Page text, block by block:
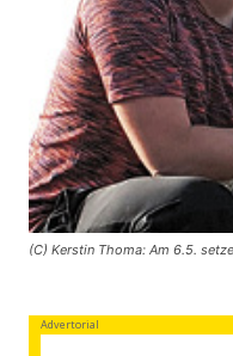
(C) Kerstin Thoma: Am 6.5.
Advertorial